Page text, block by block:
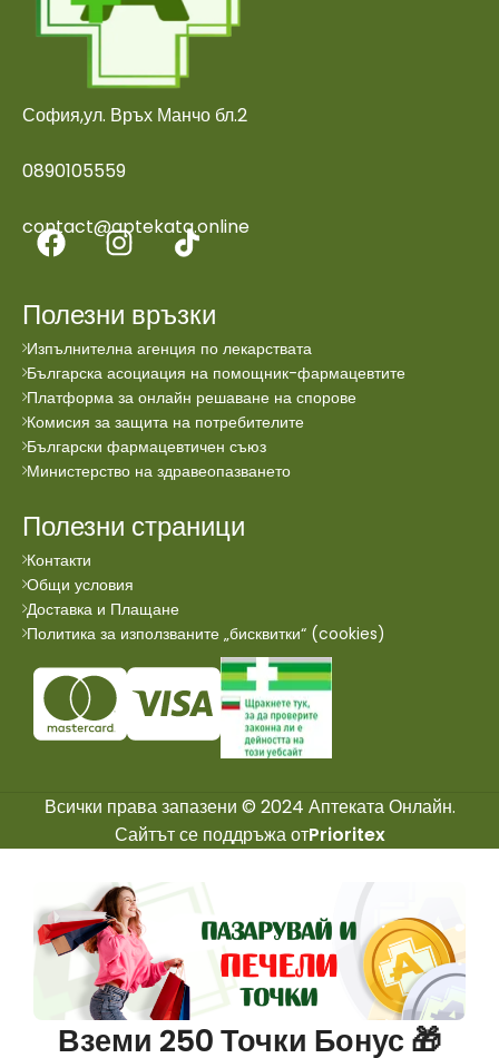
София,ул. Връх Манчо бл.2
0890105559
contact@aptekata.online
Полезни връзки
Изпълнителна агенция по лекарствата
Българска асоциация на помощник-фармацевтите
Платформа за онлайн решаване на спорове
Комисия за защита на потребителите
Български фармацевтичен съюз
Министерство на здравеопазването
Полезни страници
Контакти
Общи условия
Доставка и Плащане
Политика за използваните „бисквитки“ (cookies)
Всички права запазени © 2024 Аптеката Онлайн.
Сайтът се поддръжа отPrioritex
Вземи 250 Точки Бонус 🎁